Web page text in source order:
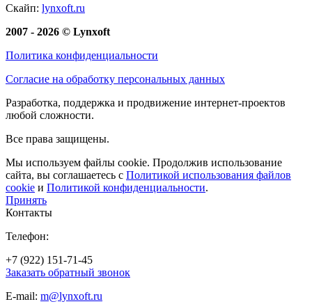
Скайп: lynxoft.ru
2007 - 2026 © Lynxoft
Политика конфиденциальности
Согласие на обработку персональных данных
Разработка, поддержка и продвижение интернет-проектов
любой сложности.
Все права защищены.
Мы используем файлы cookie. Продолжив использование
сайта, вы соглашаетесь с Политикой использования файлов
cookie и Политикой конфиденциальности.
Принять
Контакты
Телефон:
+7 (922) 151-71-45
Заказать обратный звонок
E-mail: m@lynxoft.ru